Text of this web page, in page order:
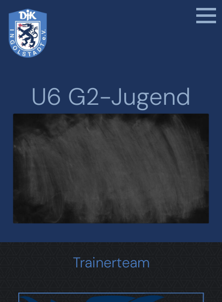
U6 G2-Jugend
Trainerteam